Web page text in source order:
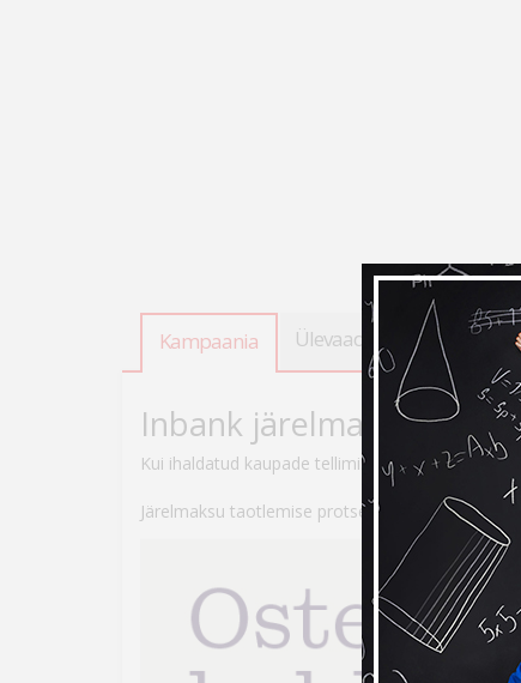
Kampaania Ülevaade
Inbank järelmaksuga
Kui ihaldatud kaupade tellimiseks peaks raha
Järelmaksu taotlemise protsess on lihtne –